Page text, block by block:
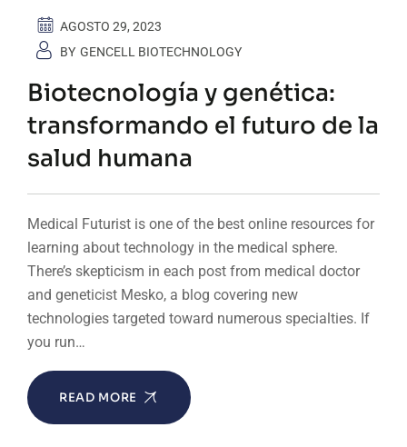
AGOSTO 29, 2023
BY GENCELL BIOTECHNOLOGY
Biotecnología y genética:
transformando el futuro de la
salud humana
Medical Futurist is one of the best online resources for
learning about technology in the medical sphere.
There’s skepticism in each post from medical doctor
and geneticist Mesko, a blog covering new
technologies targeted toward numerous specialties. If
you run…
READ MORE